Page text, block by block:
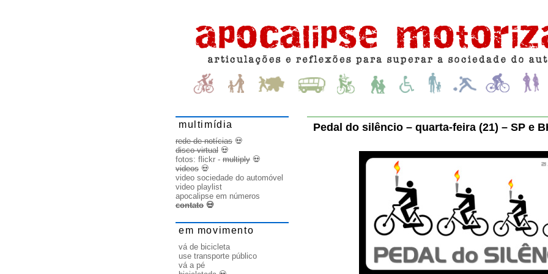
Pedal do silêncio – quarta-feira (21) – SP e
multimídia
rede de notícias 💀
disco virtual 💀
fotos: flickr - multiply 💀
videos 💀
video sociedade do automóvel
video playlist
apocalipse em números
contato 💀
em movimento
vá de bicicleta
use transporte público
vá a pé